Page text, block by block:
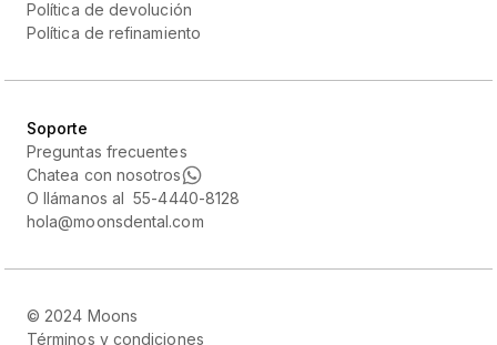
Política de devolución
Política de refinamiento
Soporte
Preguntas frecuentes
Chatea con nosotros
O llámanos al 55-4440-8128
hola@moonsdental.com
© 2024 Moons
Términos y condiciones